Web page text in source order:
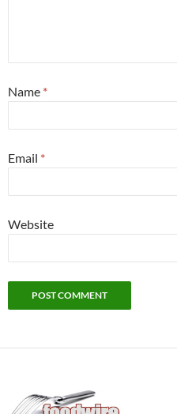
Name *
Email *
Website